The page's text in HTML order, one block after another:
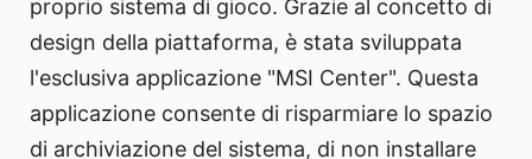
proprio sistema di gioco. Grazie al concetto di
design della piattaforma, è stata sviluppata
l'esclusiva applicazione "MSI Center". Questa
applicazione consente di risparmiare lo spazio
di archiviazione del sistema, di non installare